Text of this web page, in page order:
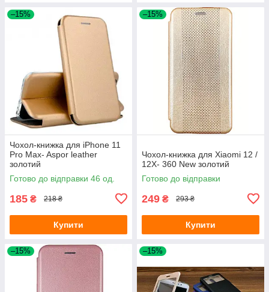
–15%
Чохол-книжка для iPhone 11
Pro Max- Aspor leather
золотий
Готово до відправки 46 од.
185 ₴ 218 ₴
Купити
–15%
Чохол-книжка для Xiaomi 12 /
12X- 360 New золотий
Готово до відправки
249 ₴ 293 ₴
Купити
–15% –15%